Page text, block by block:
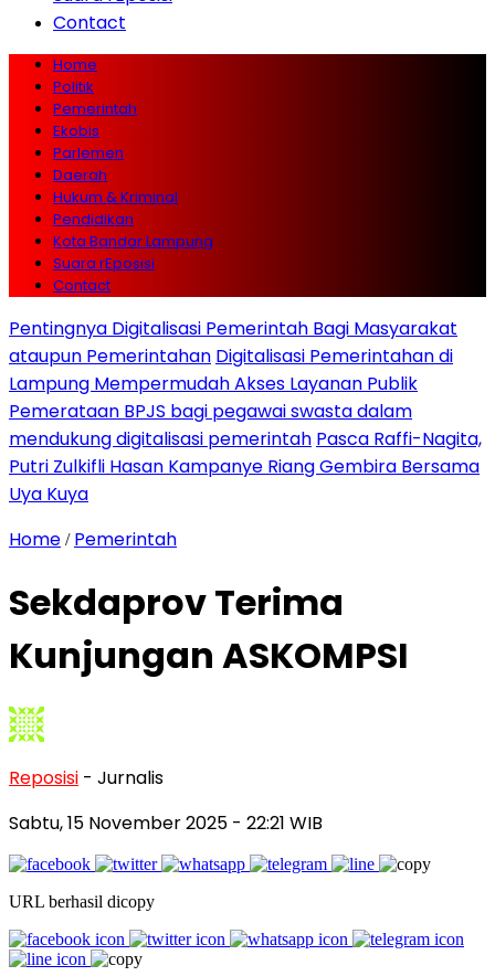
Contact
Home
Politik
Pemerintah
Ekobis
Parlemen
Daerah
Hukum & Kriminal
Pendidikan
Kota Bandar Lampung
Suara rEposisi
Contact
Pentingnya Digitalisasi Pemerintah Bagi Masyarakat
ataupun Pemerintahan Digitalisasi Pemerintahan di
Lampung Mempermudah Akses Layanan Publik
Pemerataan BPJS bagi pegawai swasta dalam
mendukung digitalisasi pemerintah Pasca Raffi-Nagita,
Putri Zulkifli Hasan Kampanye Riang Gembira Bersama
Uya Kuya
Home / Pemerintah
Sekdaprov Terima
Kunjungan ASKOMPSI
Reposisi - Jurnalis
Sabtu, 15 November 2025 - 22:21 WIB
URL berhasil dicopy